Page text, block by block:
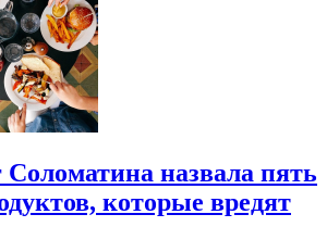
Соломатина назвала пять
которые вредят